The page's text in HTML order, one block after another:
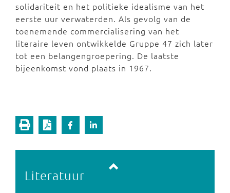
solidariteit en het politieke idealisme van het
eerste uur verwaterden. Als gevolg van de
toenemende commercialisering van het
literaire leven ontwikkelde Gruppe 47 zich later
tot een belangengroepering. De laatste
bijeenkomst vond plaats in 1967.
Literatuur